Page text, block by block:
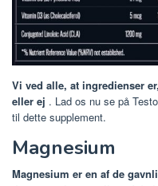
Vi ved alle, at ingredienser
eller ej . Lad os nu se på
til dette supplement.
Magnesium
Magnesium er en af ​​de